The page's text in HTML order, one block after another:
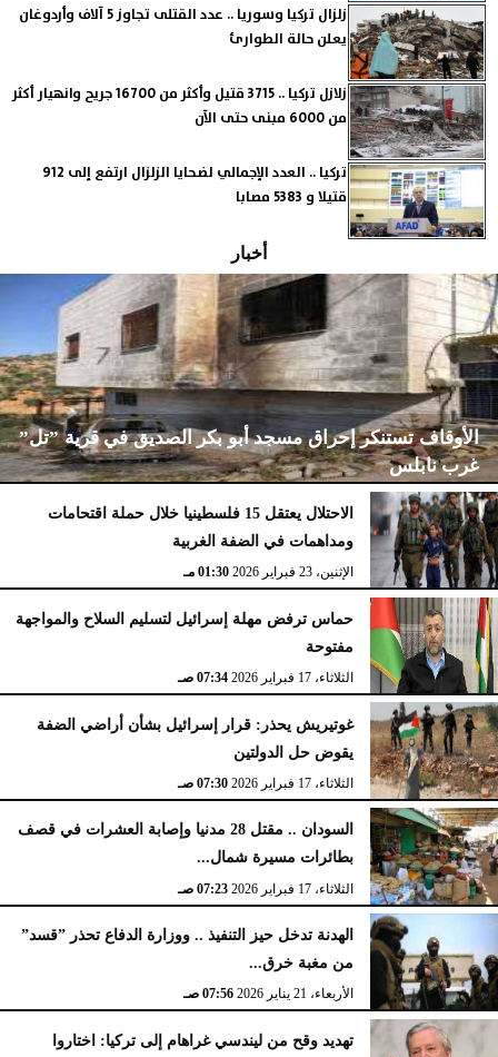
زلزال تركيا وسوريا .. عدد القتلى تجاوز 5 آلاف وأردوغان
يعلن حالة الطوارئ
زلازل تركيا .. 3715 قتيل وأكثر من 16700 جريح وانهيار أكثر
من 6000 مبنى حتى الآن
تركيا .. العدد الإجمالي لضحايا الزلزال ارتفع إلى 912
قتيلا و 5383 مصابا
أخبار
الأوقاف تستنكر إحراق مسجد أبو بكر الصديق في قرية ”تل”
غرب نابلس
الإثنين، 23 فبراير 2026 02:15 مـ
الاحتلال يعتقل 15 فلسطينيا خلال حملة اقتحامات
ومداهمات في الضفة الغربية
الإثنين، 23 فبراير 2026 01:30 مـ
حماس ترفض مهلة إسرائيل لتسليم السلاح والمواجهة
مفتوحة
الثلاثاء، 17 فبراير 2026 07:34 صـ
غوتيريش يحذر: قرار إسرائيل بشأن أراضي الضفة
يقوض حل الدولتين
الثلاثاء، 17 فبراير 2026 07:30 صـ
السودان .. مقتل 28 مدنيا وإصابة العشرات في قصف
بطائرات مسيرة شمال...
الثلاثاء، 17 فبراير 2026 07:23 صـ
الهدنة تدخل حيز التنفيذ .. ووزارة الدفاع تحذر ”قسد”
من مغبة خرق...
الأربعاء، 21 يناير 2026 07:56 صـ
تهديد وقح من ليندسي غراهام إلى تركيا: اختاروا